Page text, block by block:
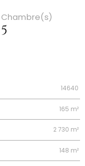
Chambre(s)
5
14640
165 m²
2 730 m²
148 m²